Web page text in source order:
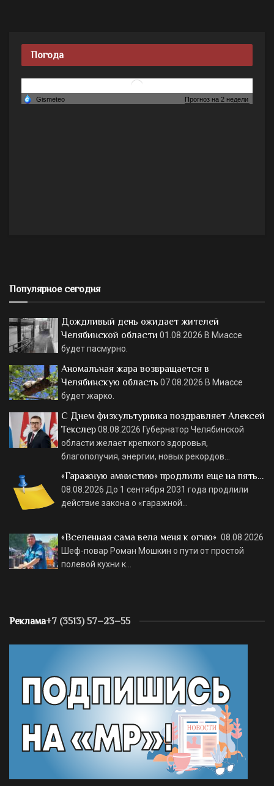
Погода
Популярное сегодня
Дождливый день ожидает жителей
Челябинской области 01.08.2026 В Миассе
будет пасмурно.
Аномальная жара возвращается в
Челябинскую область 07.08.2026 В Миассе
будет жарко.
С Днем физкультурника поздравляет Алексей
Текслер08.08.2026 Губернатор Челябинской
области желает крепкого здоровья,
благополучия, энергии, новых рекордов…
«Гаражную амнистию» продлили еще на пять…
08.08.2026 До 1 сентября 2031 года продлили
действие закона о «гаражной…
«Вселенная сама вела меня к огню» 08.08.2026
Шеф-повар Роман Мошкин о пути от простой
полевой кухни к…
Реклама+7 (3513) 57–23–55